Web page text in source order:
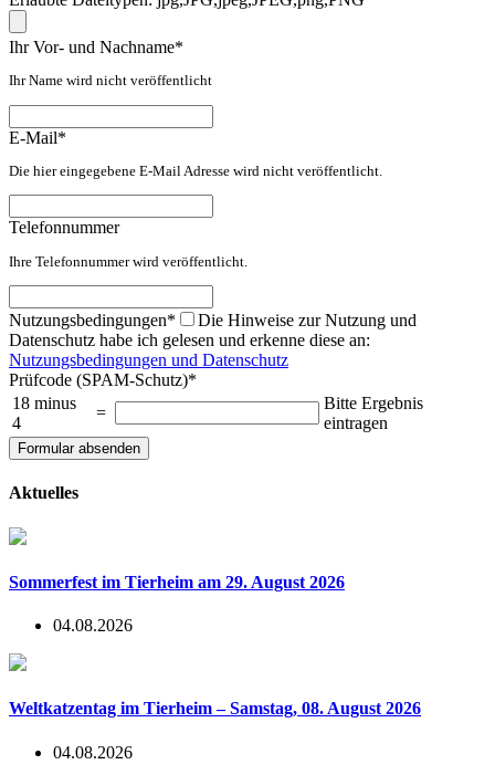
Ihr Vor- und Nachname*
Ihr Name wird nicht veröffentlicht
E-Mail*
Die hier eingegebene E-Mail Adresse wird nicht veröffentlicht.
Telefonnummer
Ihre Telefonnummer wird veröffentlicht.
Nutzungsbedingungen*
Die Hinweise zur Nutzung und
Datenschutz habe ich gelesen und erkenne diese an:
Nutzungsbedingungen und Datenschutz
Prüfcode (SPAM-Schutz)*
18 minus
4
=
Bitte Ergebnis
eintragen
Aktuelles
Sommerfest im Tierheim am 29. August 2026
04.08.2026
Weltkatzentag im Tierheim – Samstag, 08. August 2026
04.08.2026